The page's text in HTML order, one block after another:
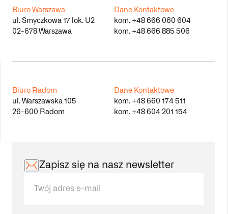
Biuro Warszawa
ul. Smyczkowa 17 lok. U2
02-678 Warszawa
Dane Kontaktowe
kom. +48 666 060 604
kom. +48 666 885 506
Biuro Radom
ul. Warszawska 105
26-600 Radom
Dane Kontaktowe
kom. +48 660 174 511
kom. +48 604 201 154
Zapisz się na nasz newsletter